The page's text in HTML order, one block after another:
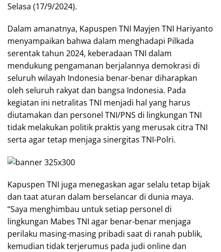
Selasa (17/9/2024).
Dalam amanatnya, Kapuspen TNI Mayjen TNI Hariyanto
menyampaikan bahwa dalam menghadapi Pilkada
serentak tahun 2024, keberadaan TNI dalam
mendukung pengamanan berjalannya demokrasi di
seluruh wilayah Indonesia benar-benar diharapkan
oleh seluruh rakyat dan bangsa Indonesia. Pada
kegiatan ini netralitas TNI menjadi hal yang harus
diutamakan dan personel TNI/PNS di lingkungan TNI
tidak melakukan politik praktis yang merusak citra TNI
serta agar tetap menjaga sinergitas TNI-Polri.
Kapuspen TNI juga menegaskan agar selalu tetap bijak
dan taat aturan dalam berselancar di dunia maya.
“Saya menghimbau untuk setiap personel di
lingkungan Mabes TNI agar benar-benar menjaga
perilaku masing-masing pribadi saat di ranah publik,
kemudian tidak terjerumus pada judi online dan